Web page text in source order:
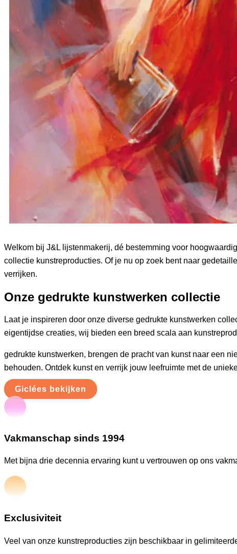
Welkom bij J&L lijstenmakerij, dé bestemming voor
collectie kunstreproducties. Of je nu op zoek bent naar
verrijken.
Onze gedrukte kunstwerken collectie
Laat je inspireren door onze diverse gedrukte kunstwerken
eigentijdse creaties, wij bieden een breed scala aan
gedrukte kunstwerken, brengen de pracht van kunst naar een
behouden. Ontdek kunst en verrijk jouw leefruimte met de
Giclées bekijken
Vakmanschap sinds 1994
Met bijna drie decennia ervaring kunt u vertrouwen op ons
Exclusiviteit
Veel van onze kunstreproducties zijn beschikbaar in